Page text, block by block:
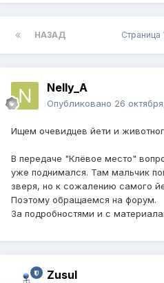
НАЗАД Страница
Nelly_A
Опубликовано 26
Ищем очевидцев йети и
В передаче "Клёвое место"
уже поднимался. Там мальчик
зверя, но к сожалению самого
Поэтому обращаемся на форум.
За подробностями и с
Zusul